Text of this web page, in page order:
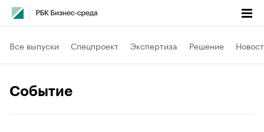
Все выпуски Спецпроект Экспертиза Решение
Событие